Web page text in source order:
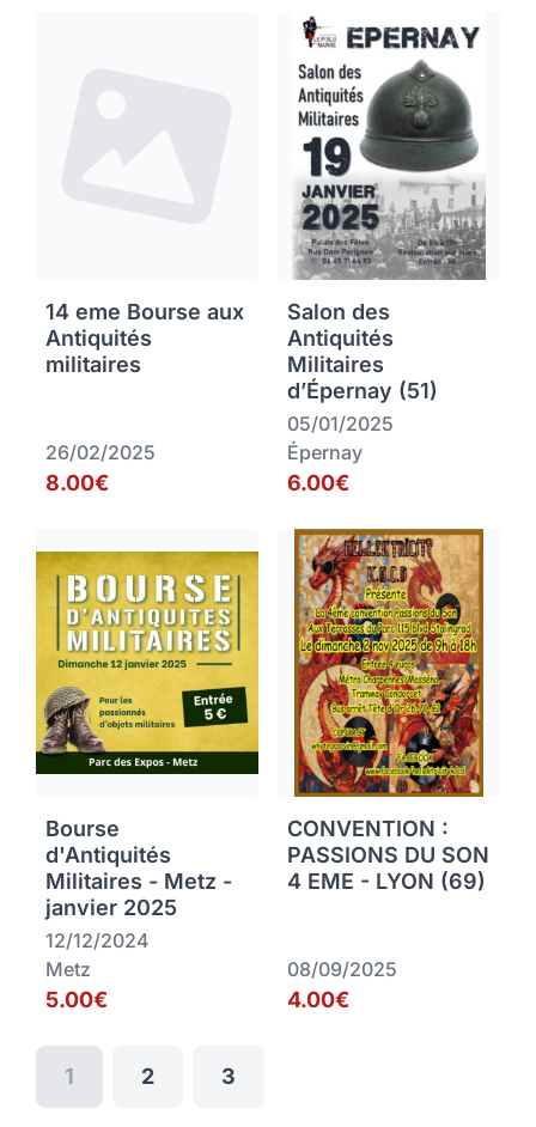
14 eme Bourse aux
Antiquités
militaires
26/02/2025
8.00€
Salon des
Antiquités
Militaires
d’Épernay (51)
05/01/2025
Épernay
6.00€
Bourse
d'Antiquités
Militaires - Metz -
janvier 2025
12/12/2024
Metz
5.00€
CONVENTION :
PASSIONS DU SON
4 EME - LYON (69)
08/09/2025
4.00€
1 2 3